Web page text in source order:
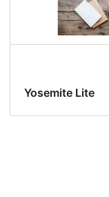
Yosemite Lite